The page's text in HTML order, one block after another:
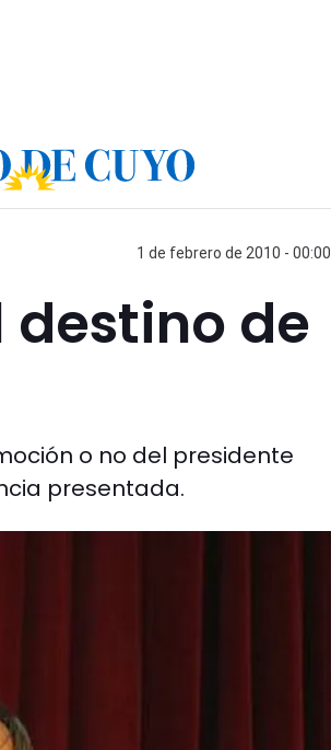
1 de febrero de 2010 - 00:00
de
o no del presidente
presentada.